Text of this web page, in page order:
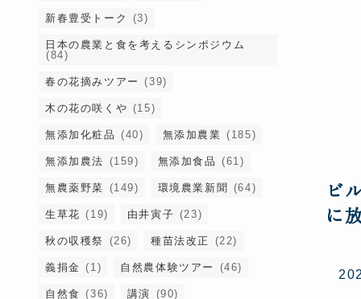
ビ
に
新春豊受トーク (3)
日本の農業と食を考えるシンポジウム
(84)
春の花摘みツアー (39)
木の花の咲くや (15)
無添加化粧品 (40) 無添加農業 (185)
無添加農法 (159) 無添加食品 (61)
無農薬野菜 (149) 環境農業新聞 (64)
生草花 (19) 由井寅子 (23)
秋の収穫祭 (26) 種苗法改正 (22)
義捐金 (1) 自然農体験ツアー (46)
自然食 (36) 講演 (90)